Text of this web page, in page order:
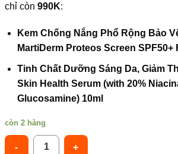
chỉ còn 990K:
Kem Chống Nắng Phổ Rộng Bảo
MartiDerm Proteos Screen SPF50+
Tinh Chất Dưỡng Sáng Da, Giảm
Skin Health Serum (with 20%
Glucosamine) 10ml
còn 2 hàng
oh!oh! Martiderm [Combo 2] Chống Nắng